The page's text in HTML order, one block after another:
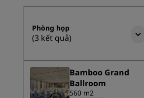
Phòng họp
(3 kết quả)
Bamboo Grand
Ballroom
560 m2